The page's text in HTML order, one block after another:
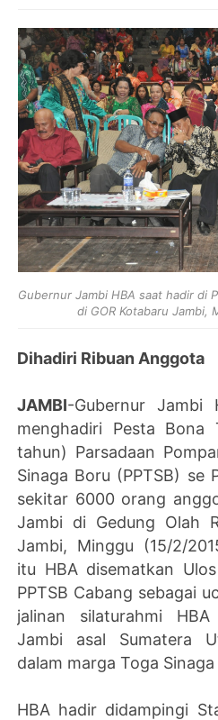
Gubernur Jambi HBA saat hadir di
di GOR Kotabaru Jambi,
Dihadiri Ribuan Anggota
JAMBI-Gubernur Jambi
menghadiri Pesta Bona
tahun) Parsadaan
Sinaga Boru (PPTSB) se
sekitar 6000 orang
Jambi di Gedung Olah
Jambi, Minggu (15/2/
itu HBA disematkan
PPTSB Cabang sebagai
jalinan silaturahmi
Jambi asal Sumatera
dalam marga Toga
HBA hadir didampingi